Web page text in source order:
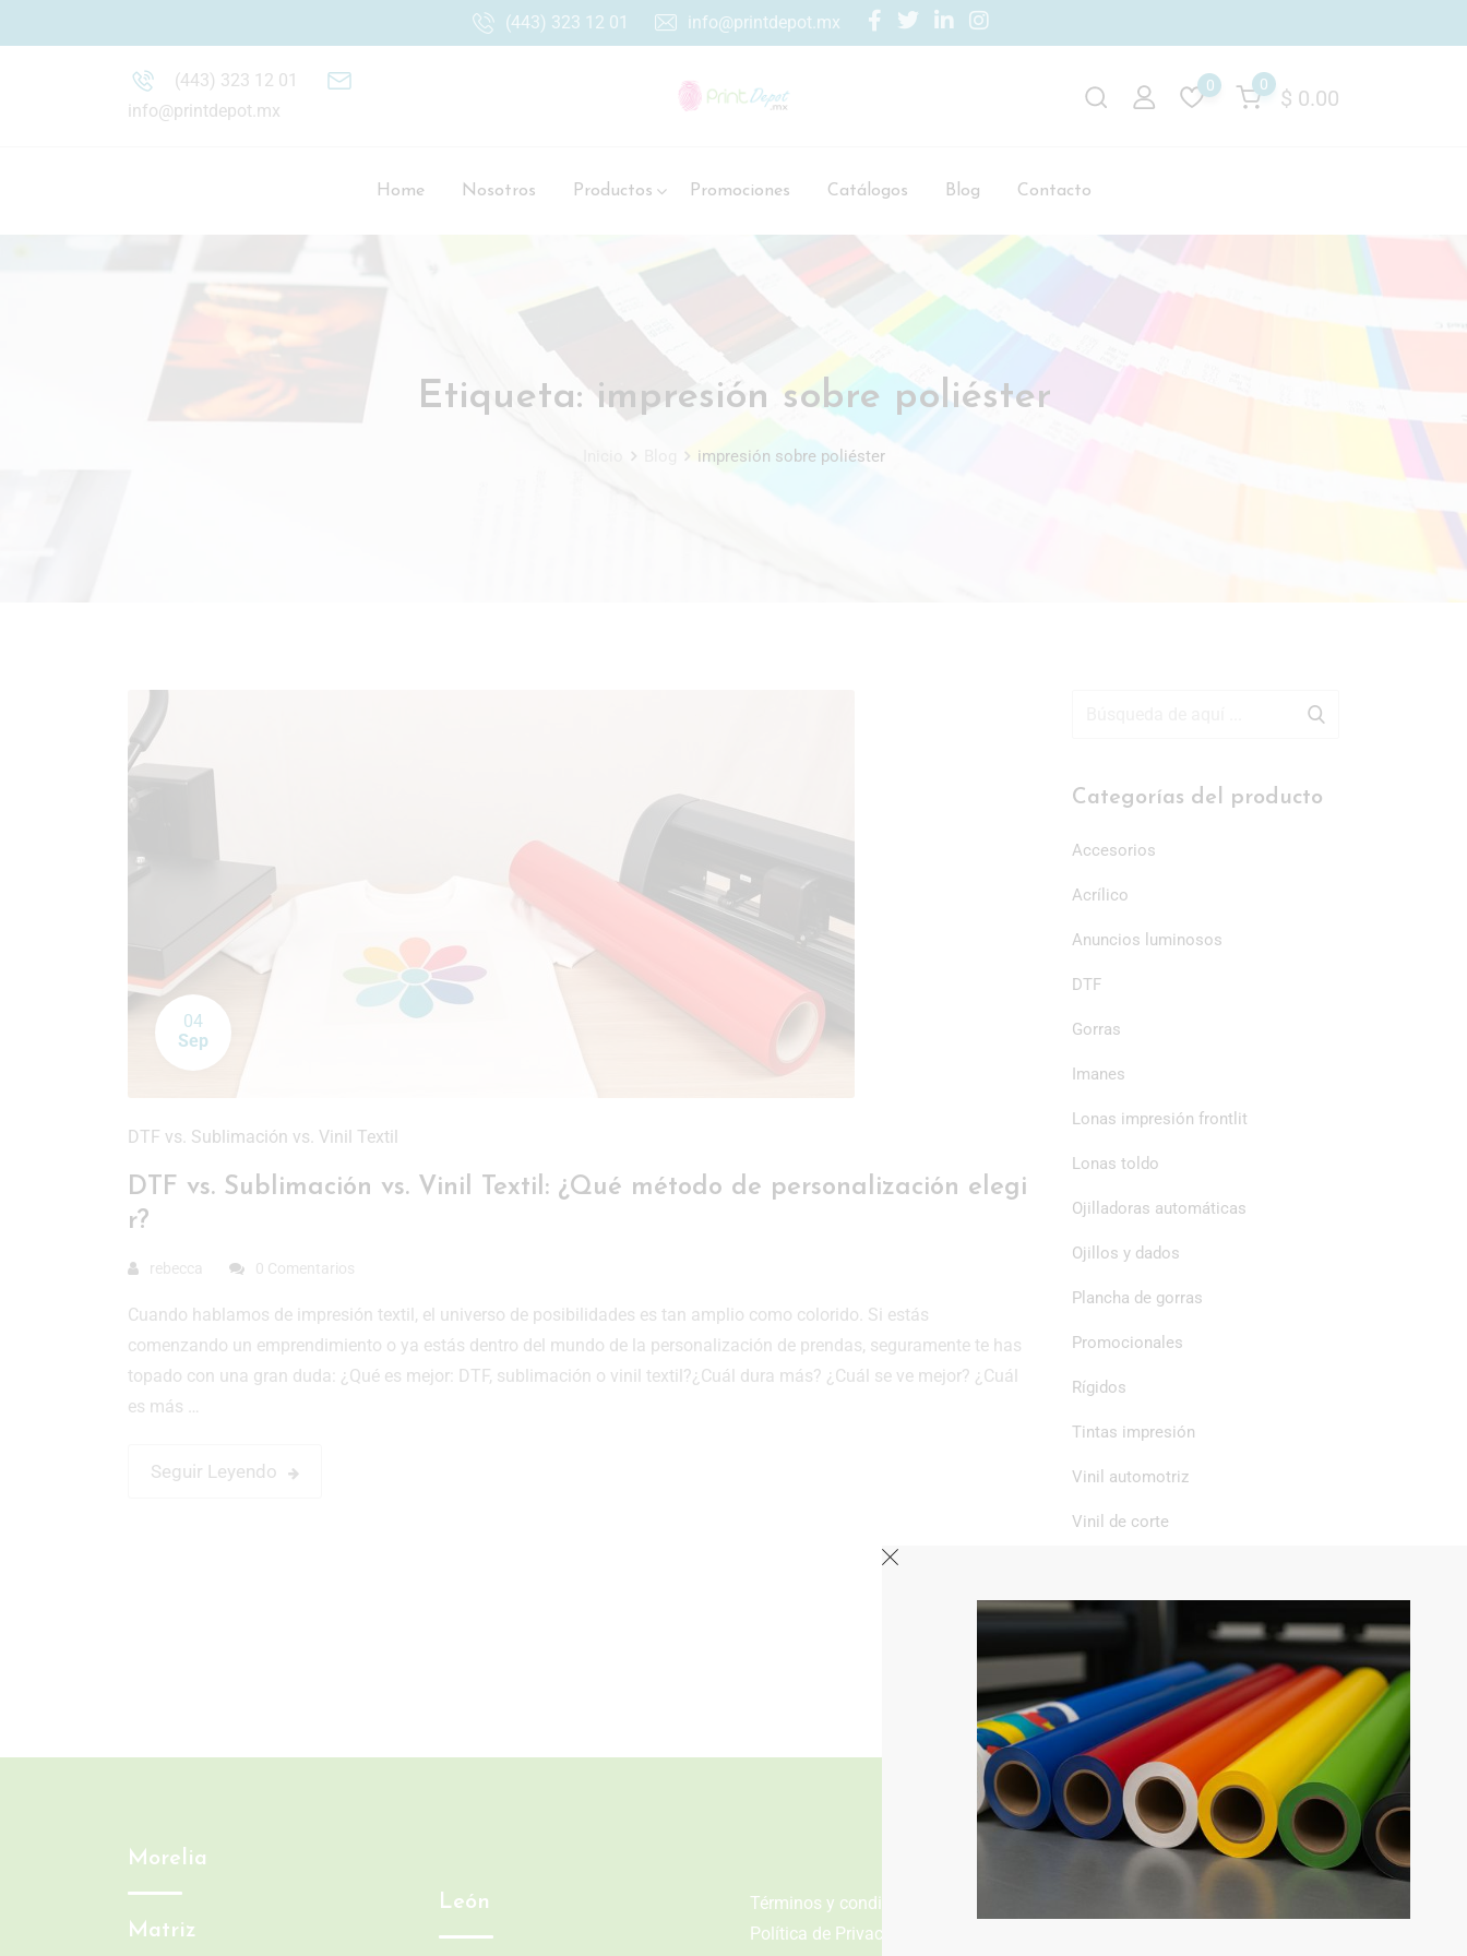
(443) 323 12 01 info@printdepot.mx
(443) 323 12 01
info@printdepot.mx
$ 0.00
0
0
Home Nosotros Productos Promociones Catálogos Blog Contacto
Etiqueta: impresión sobre poliéster
impresión sobre poliéster
04
Sep
DTF vs. Sublimación vs. Vinil Textil
DTF vs. Sublimación vs. Vinil Textil: ¿Qué método de personalización elegi
r?
rebecca 0 Comentarios
Cuando hablamos de impresión textil, el universo de posibilidades es tan amplio como colorido. Si estás
comenzando un emprendimiento o ya estás dentro del mundo de la personalización de prendas, seguramente te has
topado con una gran duda: ¿Qué es mejor: DTF, sublimación o vinil textil?¿Cuál dura más? ¿Cuál se ve mejor? ¿Cuál
es más …
Seguir Leyendo
Categorías del producto
Accesorios
Acrílico
Anuncios luminosos
DTF
Gorras
Imanes
Lonas impresión frontlit
Lonas toldo
Ojilladoras automáticas
Ojillos y dados
Plancha de gorras
Promocionales
Rígidos
Tintas impresión
Vinil automotriz
Vinil de corte
Vinil textil
Morelia
Matriz
León
Términos y condiciones
Política de Privacidad